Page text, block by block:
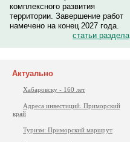
комплексного развития
территории. Завершение работ
намечено на конец 2027 года.
статьи раздела
Актуально
Хабаровску - 160 лет
Адреса инвестиций. Приморский
край
Туризм: Приморский маршрут